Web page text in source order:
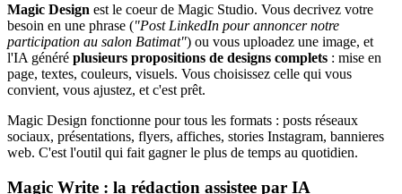
Magic Design est le coeur de Magic Studio. Vous decrivez votre
besoin en une phrase ("Post LinkedIn pour annoncer notre
participation au salon Batimat") ou vous uploadez une image, et
l'IA généré plusieurs propositions de designs complets : mise en
page, textes, couleurs, visuels. Vous choisissez celle qui vous
convient, vous ajustez, et c'est prêt.
Magic Design fonctionne pour tous les formats : posts réseaux
sociaux, présentations, flyers, affiches, stories Instagram, bannieres
web. C'est l'outil qui fait gagner le plus de temps au quotidien.
Magic Write : la rédaction assistee par IA